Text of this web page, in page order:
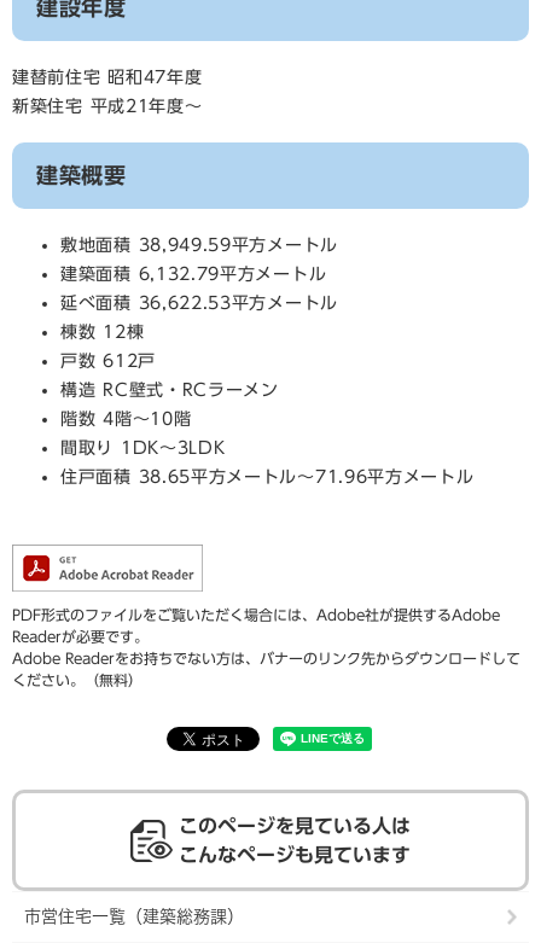
建設年度
建替前住宅 昭和47年度
新築住宅 平成21年度～
建築概要
敷地面積 38,949.59平方メートル
建築面積 6,132.79平方メートル
延べ面積 36,622.53平方メートル
棟数 12棟
戸数 612戸
構造 RC壁式・RCラーメン
階数 4階～10階
間取り 1DK～3LDK
住戸面積 38.65平方メートル～71.96平方メートル
PDF形式のファイルをご覧いただく場合には、Adobe社が提供するAdobe
Readerが必要です。
Adobe Readerをお持ちでない方は、バナーのリンク先からダウンロードして
ください。（無料）
このページを見ている人は
こんなページも見ています
市営住宅一覧（建築総務課）